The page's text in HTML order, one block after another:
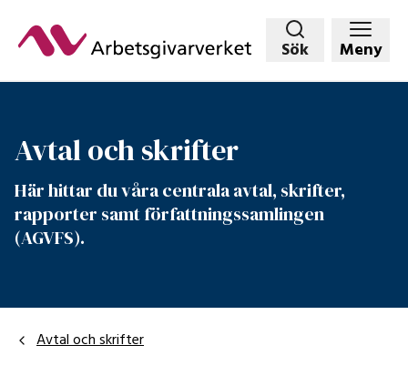
Sök Meny
Avtal och skrifter
Här hittar du våra centrala avtal, skrifter,
rapporter samt författningssamlingen
(AGVFS).
Avtal och skrifter